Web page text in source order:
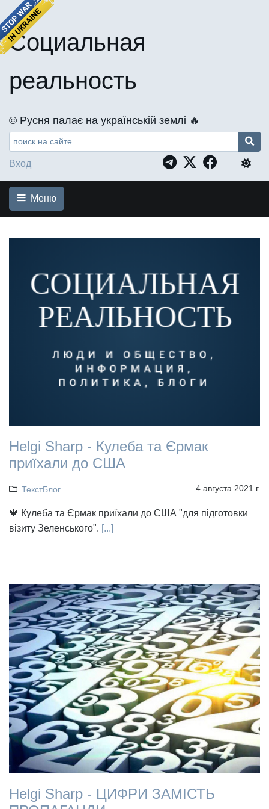
Социальная
реальность
©️ Русня палає на українській землі 🔥
Вход
Меню
Helgi Sharp - Кулеба та Єрмак
приїхали до США
ТекстБлог 4 августа 2021 г.
🍁 Кулеба та Єрмак приїхали до США "для підготовки
візиту Зеленського". [...]
Helgi Sharp - ЦИФРИ ЗАМІСТЬ